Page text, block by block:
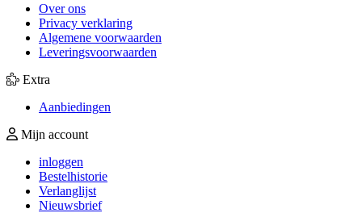
Over ons
Privacy verklaring
Algemene voorwaarden
Leveringsvoorwaarden
Extra
Aanbiedingen
Mijn account
inloggen
Bestelhistorie
Verlanglijst
Nieuwsbrief